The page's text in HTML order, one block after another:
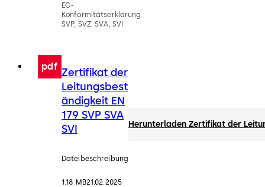
EG-
Konformitätserklärung
SVP, SVZ, SVA, SVI
pdf Zertifikat der
Leitungsbest
ändigkeit EN
179 SVP SVA
SVI
Dateibeschreibung
1.18 MB21.02.2025
Herunterladen Zertifikat der